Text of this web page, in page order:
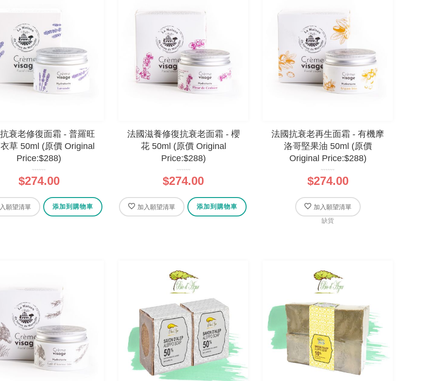
衰老修復面霜 - 普羅旺
草 50ml (原價 Original
Price:$288)
$274.00
願望清單 添加到購物車
法國滋養修復抗衰老面霜 - 櫻
花 50ml (原價 Original
Price:$288)
$274.00
加入願望清單 添加到購物車
法國抗衰老再生面霜 - 有機摩
洛哥堅果油 50ml (原價
Original Price:$288)
$274.00
加入願望清單
缺貨